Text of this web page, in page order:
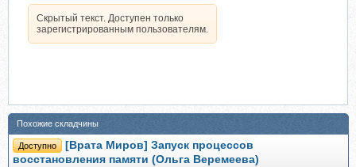
Скрытый текст. Доступен только
зарегистрированным пользователям.
Похожие складчины
Доступно
[Врата Миров] Запуск процессов
восстановления памяти (Ольга Веремеева)